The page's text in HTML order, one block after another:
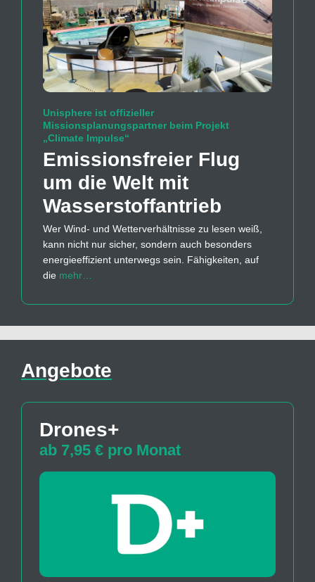
Unisphere ist offizieller
Missionsplanungspartner beim Projekt
„Climate Impulse“
Emissions­freier Flug
um die Welt mit
Wasserstoff­antrieb
Wer Wind- und Wetterverhältnisse zu lesen weiß,
kann nicht nur sicher, sondern auch besonders
energieeffizient unterwegs sein. Fähigkeiten, auf
die mehr…
Angebote
Drones+
ab 7,95 € pro Monat